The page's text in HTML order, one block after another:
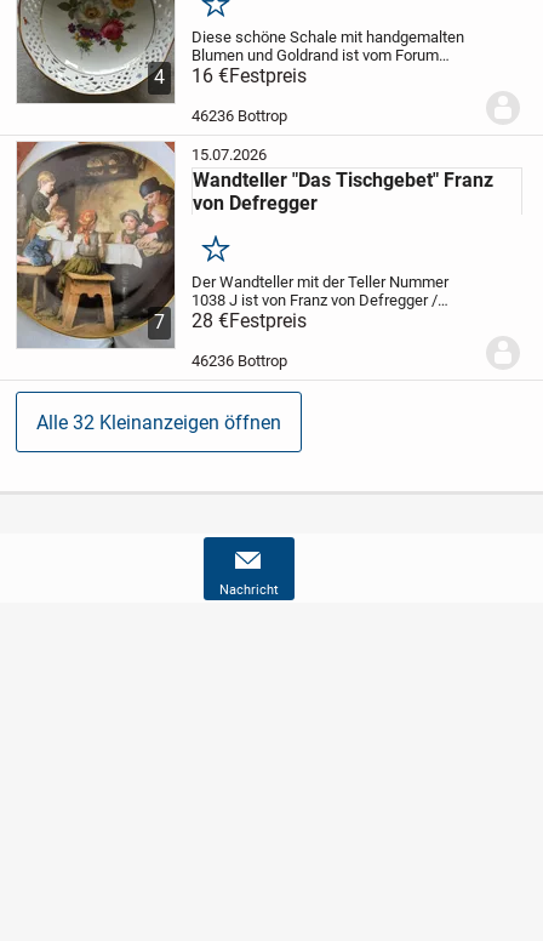
Nachricht
4
Merken
Diese schöne Schale mit handgemalten
Blumen und Goldrand ist vom Forum
Marienbad, Ingres Weiss.
Blickfang für Gebäck oder andere diverse
Leckereien und hat einen Durchmesser
von 23 cm. -...
16 €Festpreis
46236 Bottrop
7
15.07.2026
Wandteller "Das Tischgebet" Franz
von Defregger
Merken
Der Wandteller mit der Teller Nummer
1038 J ist von Franz von Defregger /
Lilienporzellan.Der Teller hat einen
Durchmesser von 20 cm und befindet
sich in der Originalverpackung.
28 €Festpreis
46236 Bottrop
Alle 32 Kleinanzeigen öffnen